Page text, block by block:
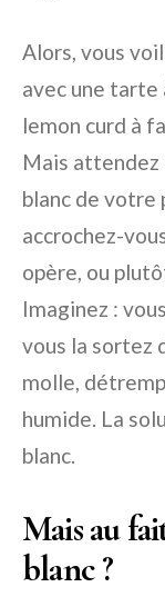
Alors, vous
avec une tarte
lemon curd à
Mais attendez
blanc de votre
accrochez-
opère, ou
Imaginez :
vous la sortez
molle,
humide. La
blanc.
Mais au
blanc ?